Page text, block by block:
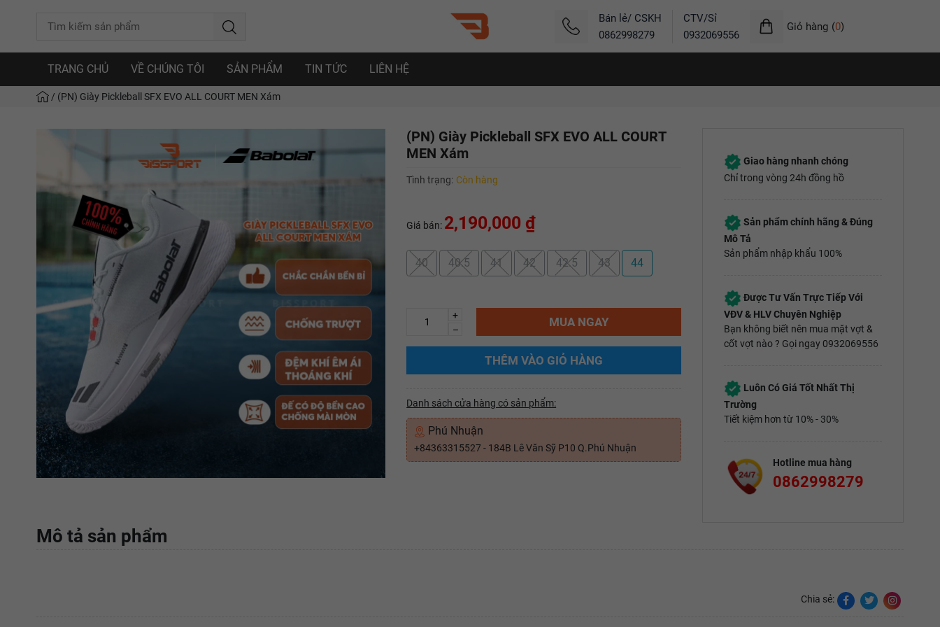
Bán lẻ/ CSKH
0862998279
CTV/Sỉ
0932069556
Giỏ hàng (0)
TRANG CHỦ VỀ CHÚNG TÔI SẢN PHẨM TIN TỨC LIÊN HỆ
/ (PN) Giày Pickleball SFX EVO ALL COURT MEN Xám
(PN) Giày Pickleball SFX EVO ALL COURT
MEN Xám
Tình trạng: Còn hàng
Giá bán: 2,190,000 ₫
40 40.5 41 42 42.5 43 44
+
–
MUA NGAY
THÊM VÀO GIỎ HÀNG
Danh sách cửa hàng có sản phẩm:
Phú Nhuận
+84363315527 - 184B Lê Văn Sỹ P10 Q.Phú Nhuận
Giao hàng nhanh chóng
Chỉ trong vòng 24h đồng hồ
Sản phẩm chính hãng & Đúng
Mô Tả
Sản phẩm nhập khẩu 100%
Được Tư Vấn Trực Tiếp Với
VĐV & HLV Chuyên Nghiệp
Bạn không biết nên mua mặt vợt &
cốt vợt nào ? Gọi ngay 0932069556
Luôn Có Giá Tốt Nhất Thị
Trường
Tiết kiệm hơn từ 10% - 30%
Hotline mua hàng
0862998279
Mô tả sản phẩm
Chia sẻ: